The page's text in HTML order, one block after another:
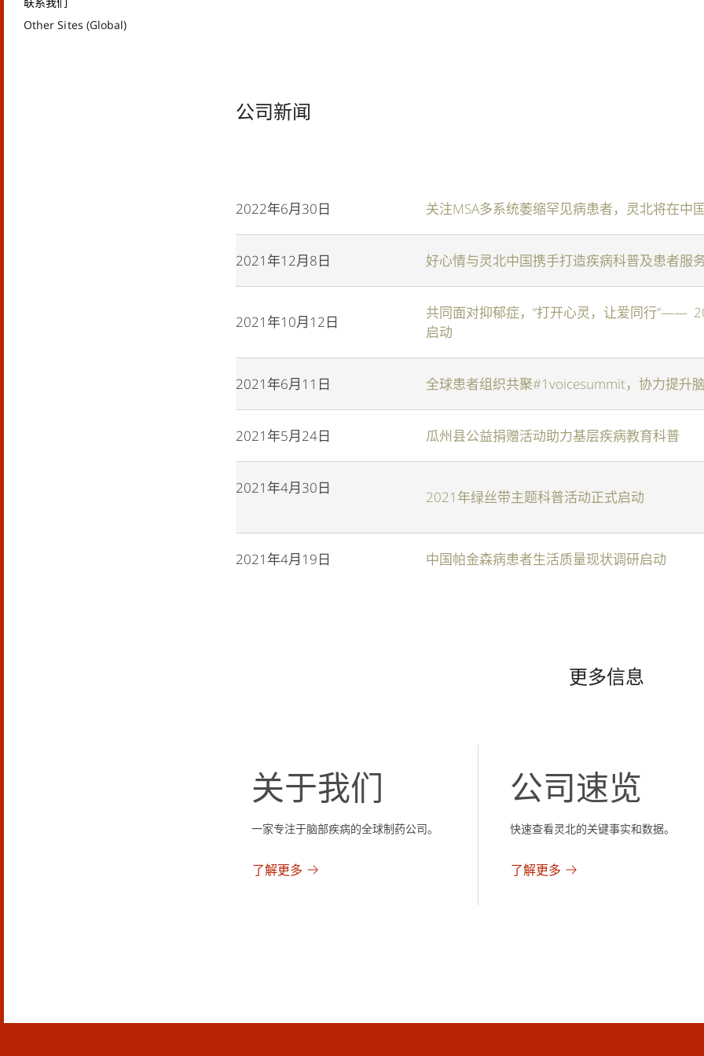
Other Sites (Global)
公司新闻
2022年6月30日 关注MSA多系统萎缩罕见病患者，灵北将在中
2021年12月8日 好心情与灵北中国携手打造疾病科普及患者服
2021年10月12日
共同面对抑郁症，“打开心灵，让爱同行”——
启动
2021年6月11日 全球患者组织共聚#1voicesummit，协力提升
2021年5月24日 瓜州县公益捐赠活动助力基层疾病教育科普
2021年4月30日
2021年绿丝带主题科普活动正式启动
2021年4月19日 中国帕金森病患者生活质量现状调研启动
更多信息
关于我们
一家专注于脑部疾病的全球制药公司。
了解更多
公司速览
快速查看灵北的关键事实和数据。
了解更多